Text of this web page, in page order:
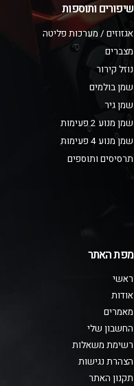
שיפורים ותוספות
אגזוזים / מערכות פליטה
מצברים
נוזל קירור
שמן בולמים
שמן גיר
שמן מנוע 2 פעימות
שמן מנוע 4 פעימות
תרסיסים ותוספים
מפת האתר
ראשי
אודות
מאמרים
החשבון שלי
רשימת משאלות
הצהרת נגישות
תקנון האתר